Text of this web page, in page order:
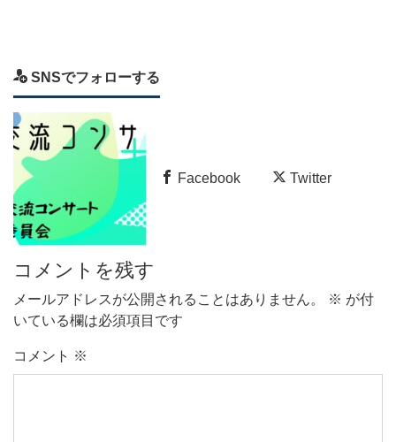
SNSでフォローする
Facebook Twitter
コメントを残す
メールアドレスが公開されることはありません。 ※ が付
いている欄は必須項目です
コメント ※